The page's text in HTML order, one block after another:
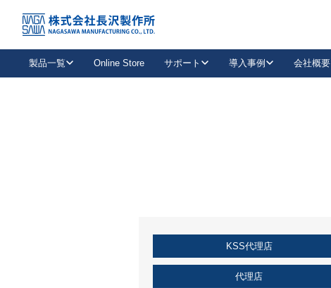
製品一覧
キーレックスを品番からお探しいただけます。
Online Store サポート
取扱店情報
お役立ち情報
導入事例
企業様採用事例
会社概要
KSS加盟店・取扱店情報
店舗一覧
KSS代理店
代理店